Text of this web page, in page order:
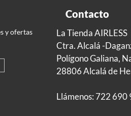
y ofertas
Contacto
La Tienda AIRLESS
Ctra. Alcalá -
Polígono Galiana,
28806 Alcalá de
Llámenos: 722